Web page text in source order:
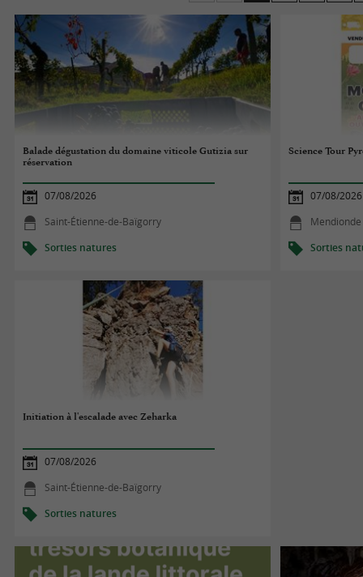
Balade dégustation du domaine viticole Gutizia sur
réservation
07/08/2026
Saint-Étienne-de-Baïgorry
Sorties natures
Science Tour
07/08/2026
Mendionde
Sorties
Initiation à l'escalade avec Zeharka
07/08/2026
Saint-Étienne-de-Baïgorry
Sorties natures